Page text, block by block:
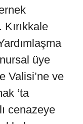
üye
Valisi’ne ve
‘ta
cenazeye